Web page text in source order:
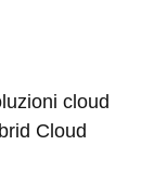
cloud
Cloud